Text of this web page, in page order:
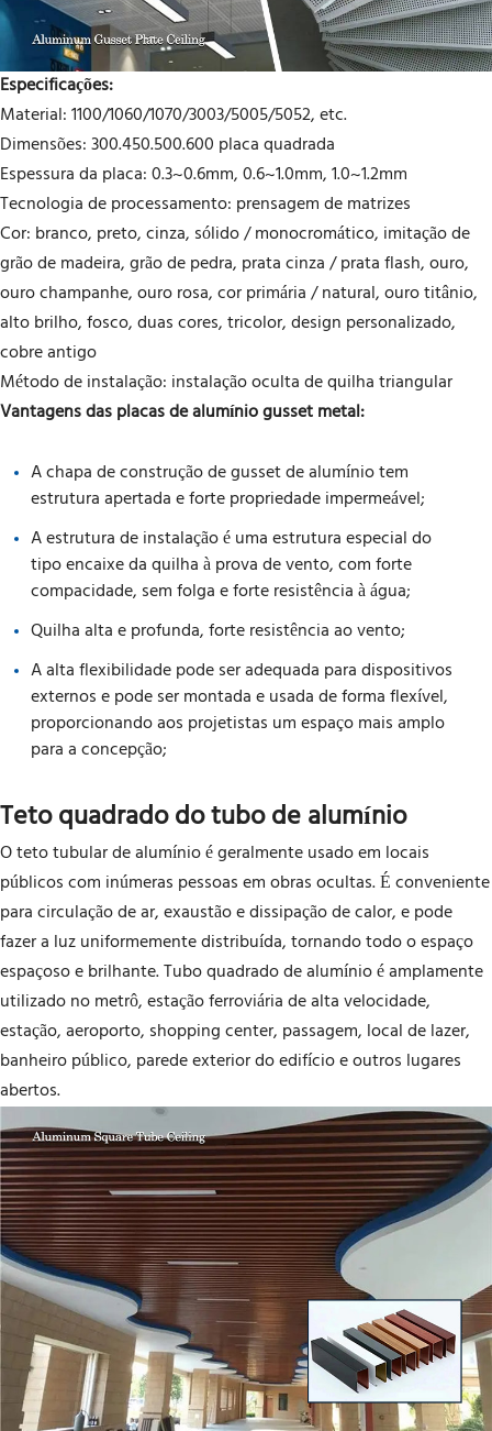
Especificações:
Material: 1100/1060/1070/3003/5005/5052, etc.
Dimensões: 300.450.500.600 placa quadrada
Espessura da placa: 0.3~0.6mm, 0.6~1.0mm, 1.0~1.2mm
Tecnologia de processamento: prensagem de matrizes
Cor: branco, preto, cinza, sólido / monocromático, imitação de
grão de madeira, grão de pedra, prata cinza / prata flash, ouro,
ouro champanhe, ouro rosa, cor primária / natural, ouro titânio,
alto brilho, fosco, duas cores, tricolor, design personalizado,
cobre antigo
Método de instalação: instalação oculta de quilha triangular
Vantagens das placas de alumínio gusset metal:
A chapa de construção de gusset de alumínio tem
estrutura apertada e forte propriedade impermeável;
A estrutura de instalação é uma estrutura especial do
tipo encaixe da quilha à prova de vento, com forte
compacidade, sem folga e forte resistência à água;
Quilha alta e profunda, forte resistência ao vento;
A alta flexibilidade pode ser adequada para dispositivos
externos e pode ser montada e usada de forma flexível,
proporcionando aos projetistas um espaço mais amplo
para a concepção;
Teto quadrado do tubo de alumínio
O teto tubular de alumínio é geralmente usado em locais
públicos com inúmeras pessoas em obras ocultas. É conveniente
para circulação de ar, exaustão e dissipação de calor, e pode
fazer a luz uniformemente distribuída, tornando todo o espaço
espaçoso e brilhante. Tubo quadrado de alumínio é amplamente
utilizado no metrô, estação ferroviária de alta velocidade,
estação, aeroporto, shopping center, passagem, local de lazer,
banheiro público, parede exterior do edifício e outros lugares
abertos.